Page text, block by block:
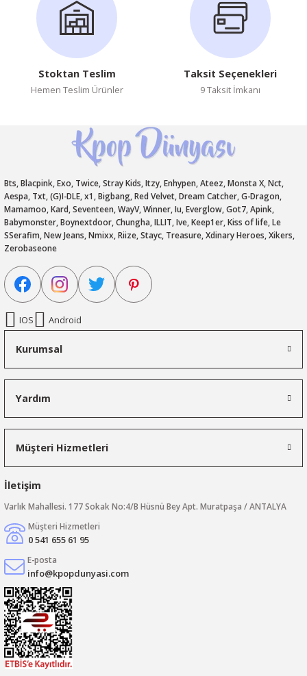
Stoktan Teslim
Hemen Teslim Ürünler
Taksit Seçenekleri
9 Taksit İmkanı
Bts, Blacpink, Exo, Twice, Stray Kids, Itzy, Enhypen, Ateez, Monsta X, Nct,
Aespa, Txt, (G)I-DLE, x1, Bigbang, Red Velvet, Dream Catcher, G-Dragon,
Mamamoo, Kard, Seventeen, WayV, Winner, Iu, Everglow, Got7, Apink,
Babymonster, Boynextdoor, Chungha, ILLIT, Ive, Keep1er, Kiss of life, Le
SSerafim, New Jeans, Nmixx, Riize, Stayc, Treasure, Xdinary Heroes, Xikers,
Zerobaseone
IOS Android
Kurumsal
Yardım
Müşteri Hizmetleri
İletişim
Varlık Mahallesi. 177 Sokak No:4/B Hüsnü Bey Apt. Muratpaşa / ANTALYA
Müşteri Hizmetleri
0 541 655 61 95
E-posta
info@kpopdunyasi.com